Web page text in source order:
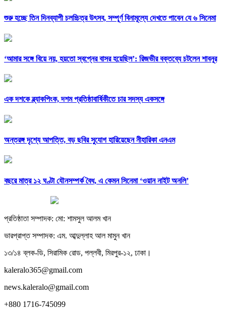
শুরু হচ্ছে তিন দিনব্যাপী চলচ্চিত্র উৎসব, সম্পূর্ণ বিনামূল্যে দেখতে পাবেন যে ৬ সিনেমা
‘আমার সঙ্গে বিয়ে নয়, হয়তো স্বপ্নের বাসর হয়েছিল’: রিজভীর বক্তব্যে চটলেন শাবনূর
এক দশকে ব্ল্যাকপিংক, দশম প্রতিষ্ঠাবার্ষিকীতে চার সদস্য একসঙ্গে
অন্তরঙ্গ দৃশ্যে আপত্তি, বড় ছবির সুযোগ হারিয়েছেন নীহারিকা এনএম
বছরে মাত্র ১২ ঘণ্টা যৌনসম্পর্ক বৈধ, এ কেমন সিনেমা ‘ওয়ান নাইট অনলি’
প্রতিষ্ঠাতা সম্পাদক: মো: শামসুল আলম খান
ভারপ্রাপ্ত সম্পাদক: এম. আব্দুল্লাহ আল মামুন খান
১৩/১৪ ব্লক-ডি, সিরামিক রোড, পল্লবী, মিরপুর-১২, ঢাকা।
kaleralo365@gmail.com
news.kaleralo@gmail.com
+880 1716-745099